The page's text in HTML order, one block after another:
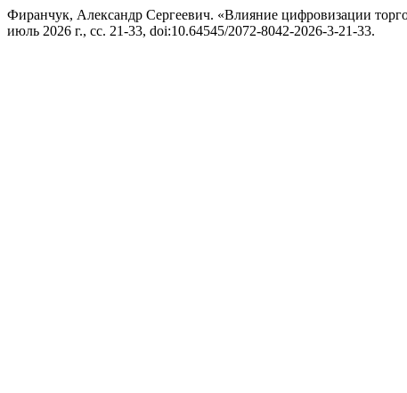
Фиранчук, Александр Сергеевич. «Влияние цифровизации
июль 2026 г., сс. 21-33, doi:10.64545/2072-8042-2026-3-21-33.